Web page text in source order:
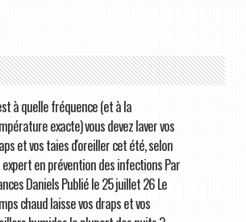
à quelle fréquence (et à la
exacte) vous devez laver vos
et vos taies d'oreiller cet été, selon
expert en prévention des infections Par
Daniels Publié le 25 juillet 26 Le
chaud laisse vos draps et vos